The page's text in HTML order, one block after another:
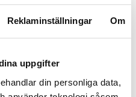
Reklaminställningar Om
uppgifter
din personliga data,
skulle byta ett
upptäcktes. Strax efter
en besiktning av